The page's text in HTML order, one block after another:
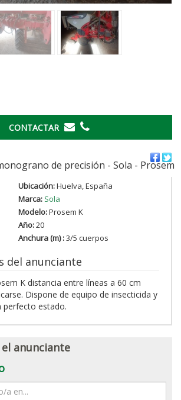
CONTACTAR
de precisión - Sola - Prosem
Ubicación:Huelva, España
Marca: Sola
Modelo:Prosem K
Año:20
Anchura (m) :3/5 cuerpos
del anunciante
K distancia entre líneas a 60 cm
Dispone de equipo de insecticida y
perfecto estado.
anunciante